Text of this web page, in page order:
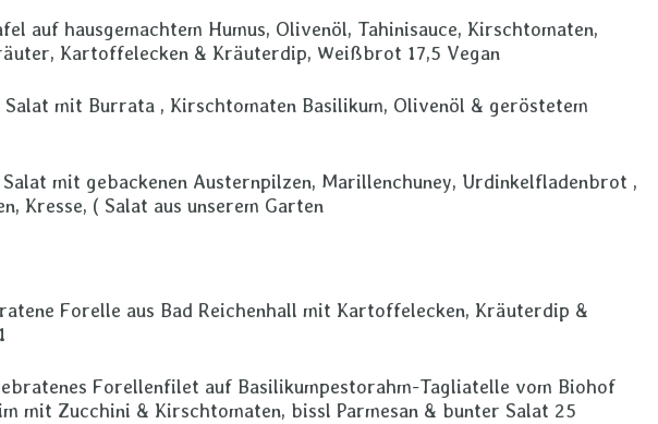
auf hausgemachtem Humus, Olivenöl, Tahinisauce, Kirschtomaten,
Kartoffelecken & Kräuterdip, Weißbrot 17,5 Vegan
mit Burrata , Kirschtomaten Basilikum, Olivenöl & geröstetem
mit gebackenen Austernpilzen, Marillenchuney, Urdinkelfladenbrot ,
Kresse, ( Salat aus unserem Garten
Forelle aus Bad Reichenhall mit Kartoffelecken, Kräuterdip &
Forellenfilet auf Basilikumpestorahm-Tagliatelle vom Biohof
mit Zucchini & Kirschtomaten, bissl Parmesan & bunter Salat 25